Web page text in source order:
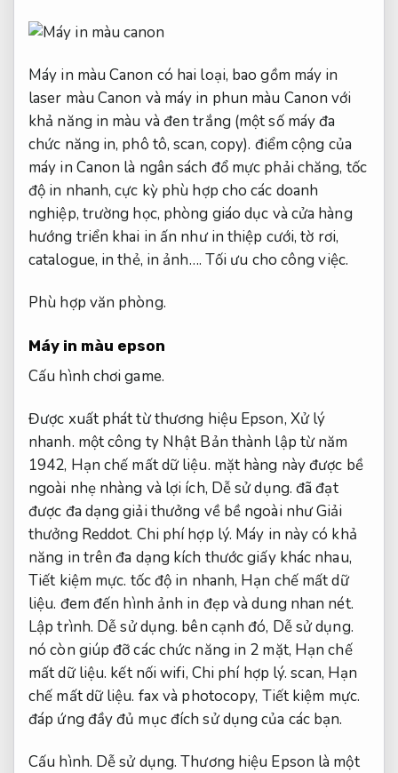
Máy in màu Canon có hai loại, bao gồm máy in
laser màu Canon và máy in phun màu Canon với
khả năng in màu và đen trắng (một số máy đa
chức năng in, phô tô, scan, copy). điểm cộng của
máy in Canon là ngân sách đổ mực phải chăng, tốc
độ in nhanh, cực kỳ phù hợp cho các doanh
nghiệp, trường học, phòng giáo dục và cửa hàng
hướng triển khai in ấn như in thiệp cưới, tờ rơi,
catalogue, in thẻ, in ảnh…. Tối ưu cho công việc.
Phù hợp văn phòng.
Máy in màu epson
Cấu hình chơi game.
Được xuất phát từ thương hiệu Epson, Xử lý
nhanh. một công ty Nhật Bản thành lập từ năm
1942, Hạn chế mất dữ liệu. mặt hàng này được bề
ngoài nhẹ nhàng và lợi ích, Dễ sử dụng. đã đạt
được đa dạng giải thưởng về bề ngoài như Giải
thưởng Reddot. Chi phí hợp lý. Máy in này có khả
năng in trên đa dạng kích thước giấy khác nhau,
Tiết kiệm mực. tốc độ in nhanh, Hạn chế mất dữ
liệu. đem đến hình ảnh in đẹp và dung nhan nét.
Lập trình. Dễ sử dụng. bên cạnh đó, Dễ sử dụng.
nó còn giúp đỡ các chức năng in 2 mặt, Hạn chế
mất dữ liệu. kết nối wifi, Chi phí hợp lý. scan, Hạn
chế mất dữ liệu. fax và photocopy, Tiết kiệm mực.
đáp ứng đầy đủ mục đích sử dụng của các bạn.
Cấu hình. Dễ sử dụng. Thương hiệu Epson là một